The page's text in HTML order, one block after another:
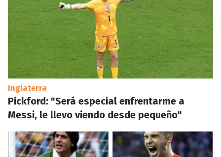
Inglaterra
Pickford: "Será especial enfrentarme a
Messi, le llevo viendo desde pequeño"